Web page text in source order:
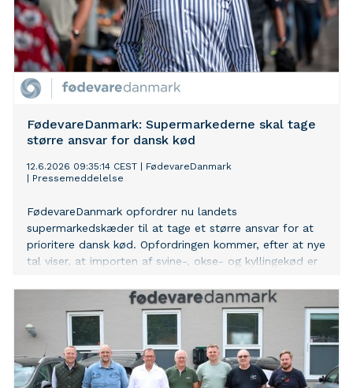
FødevareDanmark: Supermarkederne skal tage
større ansvar for dansk kød
12.6.2026 09:35:14 CEST
FødevareDanmark
Pressemeddelelse
FødevareDanmark opfordrer nu landets
supermarkedskæder til at tage et større ansvar for at
prioritere dansk kød. Opfordringen kommer, efter at nye
tal viser, at importen af svine-, okse- og kyllingekød er